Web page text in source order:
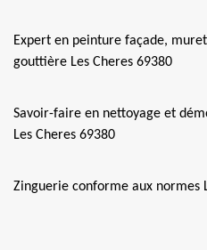
Expert en peinture façade,
gouttière Les Cheres 69380
Savoir-faire en nettoyage et
Les Cheres 69380
Zinguerie conforme aux normes